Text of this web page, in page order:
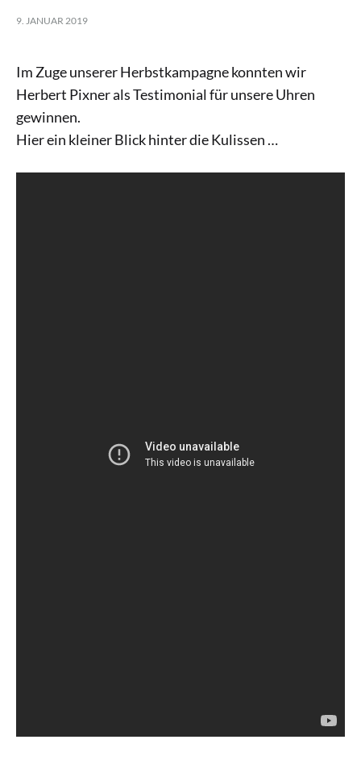
9. JANUAR 2019
Im Zuge unserer Herbstkampagne konnten wir
Herbert Pixner als Testimonial für unsere Uhren
gewinnen.
Hier ein kleiner Blick hinter die Kulissen …